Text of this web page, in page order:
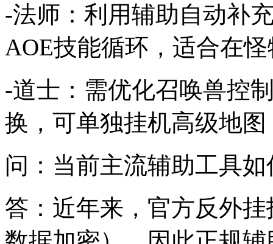
-法师：利用辅助自动补
AOE技能循环，适合在
-道士：需优化召唤兽控
换，可单独挂机高级地图
问：当前主流辅助工具
答：近年来，官方反外